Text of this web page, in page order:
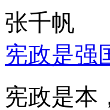
张千帆
宪政是强
宪政是本